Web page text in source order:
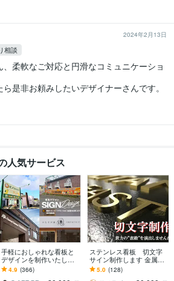
2024年2月13日
相談
柔軟なご対応と円滑なコミュニケーショ
是非お頼みしたいデザイナーさんです。
人気サービス
手軽におしゃれな看板と
デザインを制作いたしま
す 看板・ウィンドウサイ
ンをご提案致します（デ
4.9 (366)
ステンレス看板 切文字
サイン制作します 金属の
高級感を生かしたサイン
を取り付けませんか★
5.0 (128)